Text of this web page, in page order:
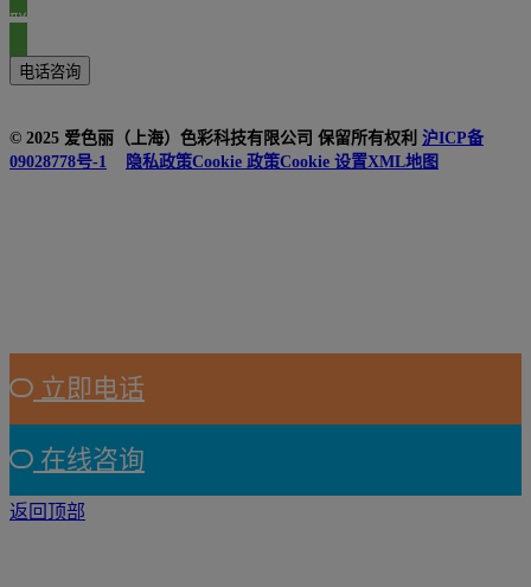
联系我们
电话咨询
© 2025 爱色丽（上海）色彩科技有限公司 保留所有权利 沪ICP备
09028778号-1
隐私政策Cookie 政策Cookie 设置XML地图
立即电话
在线咨询
返回顶部